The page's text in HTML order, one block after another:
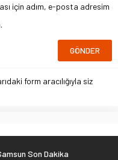
için adım, e-posta adresim
form aracılığıyla siz
Son Dakika